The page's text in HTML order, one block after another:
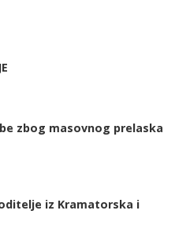
zbog masovnog prelaska
iz Kramatorska i